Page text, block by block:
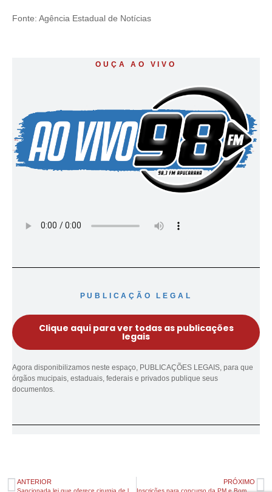
Fonte: Agência Estadual de Notícias
OUÇA AO VIVO
PUBLICAÇÃO LEGAL
Clique aqui para ver todas as publicações
legais
Agora disponibilizamos neste espaço, PUBLICAÇÕES LEGAIS, para que
órgãos mucipais, estaduais, federais e privados publique seus
documentos.
ANTERIOR PRÓXIMO
Inscrições para concurso da PM e Bombeiros vão até o dia 13 de maio